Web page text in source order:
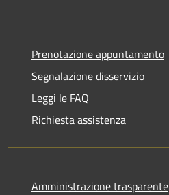
Prenotazione appuntamento
Segnalazione disservizio
Leggi le FAQ
Richiesta assistenza
Amministrazione trasparente